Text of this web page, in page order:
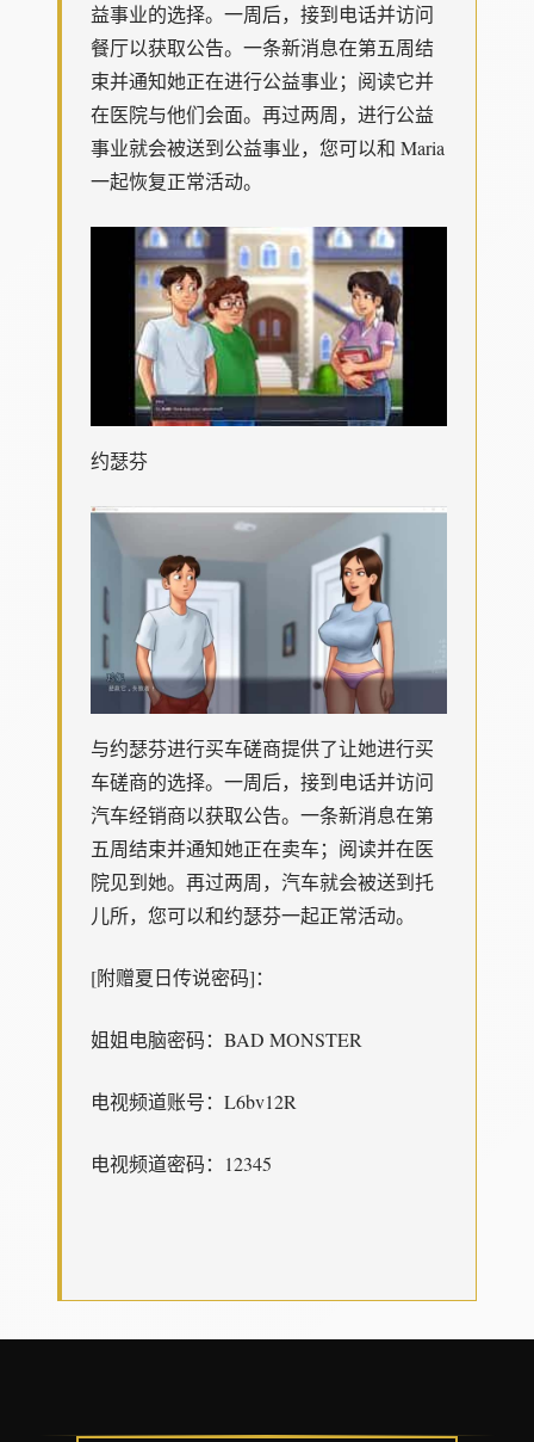
益事业的选择。一周后，接到电话并访问
餐厅以获取公告。一条新消息在第五周结
束并通知她正在进行公益事业；阅读它并
在医院与他们会面。再过两周，进行公益
事业就会被送到公益事业，您可以和 Maria
一起恢复正常活动。
约瑟芬
与约瑟芬进行买车磋商提供了让她进行买
车磋商的选择。一周后，接到电话并访问
汽车经销商以获取公告。一条新消息在第
五周结束并通知她正在卖车；阅读并在医
院见到她。再过两周，汽车就会被送到托
儿所，您可以和约瑟芬一起正常活动。
[附赠夏日传说密码]：
姐姐电脑密码：BAD MONSTER
电视频道账号：L6bv12R
电视频道密码：12345